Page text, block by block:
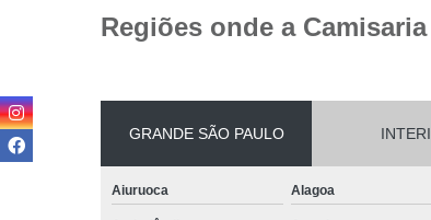
Regiões onde a
GRANDE SÃO PAULO
Aiuruoca Alagoa